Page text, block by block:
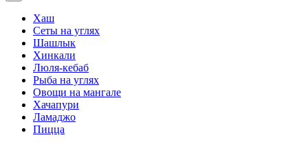
Хаш
Сеты на углях
Шашлык
Хинкали
Люля-кебаб
Рыба на углях
Овощи на мангале
Хачапури
Ламаджо
Пицца